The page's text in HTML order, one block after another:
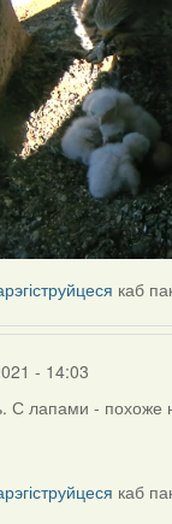
каб
- 14:03
С лапами - похоже
каб